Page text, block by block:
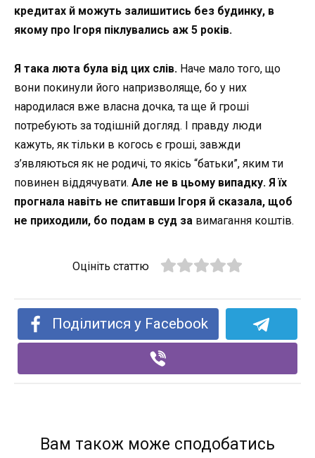
кредитах й можуть залишитись без будинку, в
якому про Ігоря піклувались аж 5 років.
Я така люта була від цих слів. Наче мало того, що
вони покинули його напризволяще, бо у них
народилася вже власна дочка, та ще й гроші
потребують за тодішній догляд. І правду люди
кажуть, як тільки в когось є гроші, завжди
з’являються як не родичі, то якісь “батьки”, яким ти
повинен віддячувати. Але не в цьому випадку. Я їх
прогнала навіть не спитавши Ігоря й сказала, щоб
не приходили, бо подам в суд за вимагання коштів.
Оцініть статтю
Поділитися у Facebook
Вам також може сподобатись